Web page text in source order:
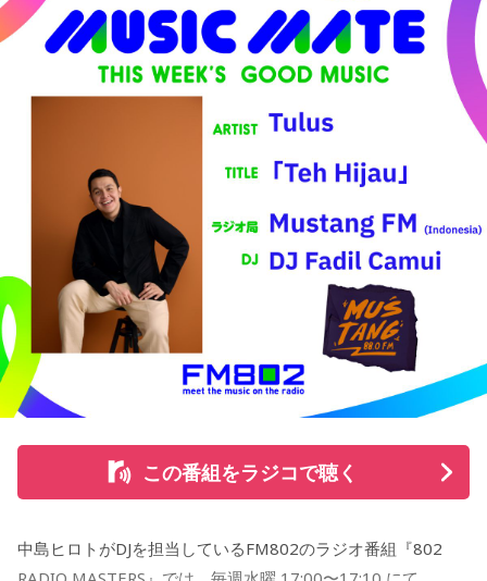
放送後のデジタルコンテンツも展開する。
また、テレビ埼玉の応援番組『LIONS CHANNEL』との連動
企画も実施予定。河合の取材の裏側など、熱狂的ファンなら
ではの視点で紐解くライオンズの魅力を、テレビとラジオの
双方から発信する（詳細は後日番組で発表）。
＜河合郁人 コメント＞
『LIONS CHANNEL』MCの河合郁人です。このたび、文化放
送の『ライオンズナイター』にゲストとして参加させていた
だきます。ものすごくうれしいです！ 子供の頃から家族で好
きなライオンズの魅力をしっかりとお伝えしつつ、ライオン
ズ選手との交流話や、ライオンズファン芸能人との話など、
普段は話せないことをたくさん話したいと思っています。そ
して、辻発彦さんと野球の練習をした話もできたらなと思っ
ています。辻さん覚えていらっしゃるかな？笑 もちろん1番
はその日の試合をしっかりとお届けします。
今からワクワクが止まりません！ 当日、よろしくお願いいた
この番組をラジコで聴く
中島ヒロトがDJを担当しているFM802のラジオ番組『802